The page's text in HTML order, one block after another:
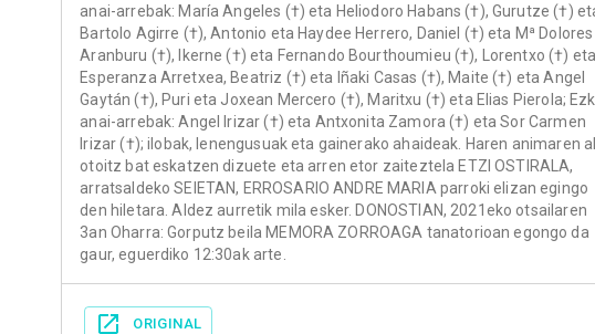
anai-arrebak: María Angeles (†) eta Heliodoro Habans (†), Gurutze (†)
Bartolo Agirre (†), Antonio eta Haydee Herrero, Daniel (†) eta Mª Dolores
Aranburu (†), Ikerne (†) eta Fernando Bourthoumieu (†), Lorentxo (†) eta
Esperanza Arretxea, Beatriz (†) eta Iñaki Casas (†), Maite (†) eta Angel
Gaytán (†), Puri eta Joxean Mercero (†), Maritxu (†) eta Elias Pierola;
anai-arrebak: Angel Irizar (†) eta Antxonita Zamora (†) eta Sor Carmen
Irizar (†); ilobak, lenengusuak eta gainerako ahaideak. Haren animaren
otoitz bat eskatzen dizuete eta arren etor zaiteztela ETZI OSTIRALA,
arratsaldeko SEIETAN, ERROSARIO ANDRE MARIA parroki elizan egingo
den hiletara. Aldez aurretik mila esker. DONOSTIAN, 2021eko otsailaren
3an Oharra: Gorputz beila MEMORA ZORROAGA tanatorioan egongo da
gaur, eguerdiko 12:30ak arte.
ORIGINAL